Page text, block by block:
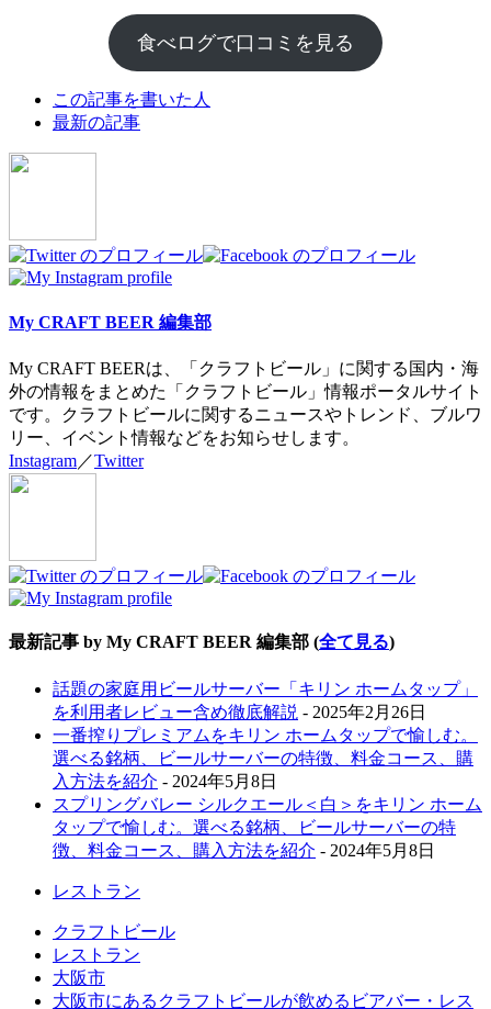
食べログで口コミを見る
following
tabs
change
この記事を書いた人
最新の記事
My CRAFT BEER 編集部
My CRAFT BEERは、「クラフトビール」に関する国内・海
外の情報をまとめた「クラフトビール」情報ポータルサイト
です。クラフトビールに関するニュースやトレンド、ブルワ
リー、イベント情報などをお知らせします。
Instagram／Twitter
最新記事 by My CRAFT BEER 編集部 (全て見る)
話題の家庭用ビールサーバー「キリン ホームタップ」
を利用者レビュー含め徹底解説 - 2025年2月26日
一番搾りプレミアムをキリン ホームタップで愉しむ。
選べる銘柄、ビールサーバーの特徴、料金コース、購
入方法を紹介 - 2024年5月8日
スプリングバレー シルクエール＜白＞をキリン ホーム
タップで愉しむ。選べる銘柄、ビールサーバーの特
徴、料金コース、購入方法を紹介 - 2024年5月8日
レストラン
クラフトビール
レストラン
大阪市
大阪市にあるクラフトビールが飲めるビアバー・レス